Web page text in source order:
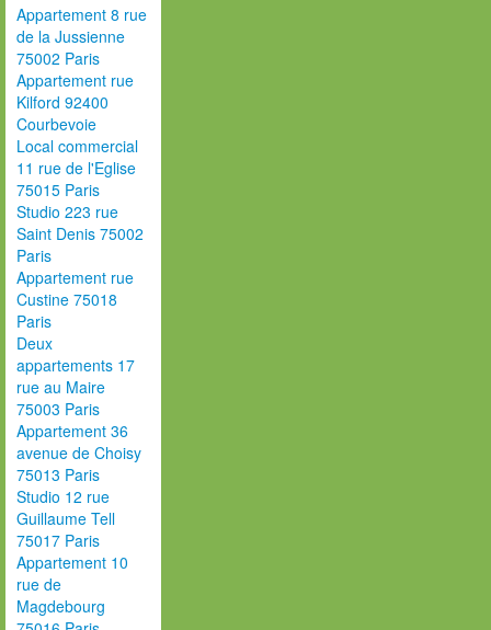
Appartement 8 rue
de la Jussienne
75002 Paris
Appartement rue
Kilford 92400
Courbevoie
Local commercial
11 rue de l'Eglise
75015 Paris
Studio 223 rue
Saint Denis 75002
Paris
Appartement rue
Custine 75018
Paris
Deux
appartements 17
rue au Maire
75003 Paris
Appartement 36
avenue de Choisy
75013 Paris
Studio 12 rue
Guillaume Tell
75017 Paris
Appartement 10
rue de
Magdebourg